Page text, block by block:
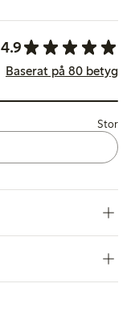
4.9
Baserat på 80 betyg
Stor